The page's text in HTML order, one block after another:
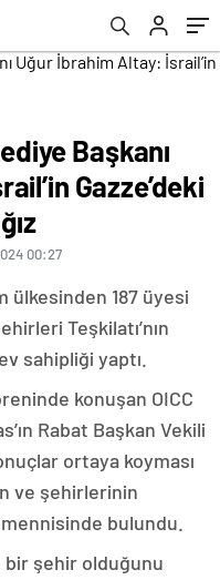
Başkanı
Gazze’deki
00:27
ülkesinden 187 üyesi
Teşkilatı’nın
sahipliği yaptı.
konuşan OICC
Rabat Başkan Vekili
ortaya koyması
ve şehirlerinin
bulundu.
bir şehir olduğunu